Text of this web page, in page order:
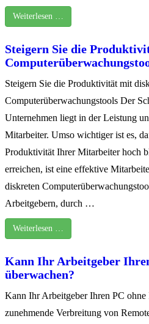
Weiterlesen …
Steigern Sie die
Steigern Sie die Produktivität mit
Computerüberwachungstools Der
Unternehmen liegt in der Leistung
Mitarbeiter. Umso wichtiger ist es,
Produktivität Ihrer Mitarbeiter hoch
erreichen, ist eine effektive
diskreten
Arbeitgebern, durch …
Weiterlesen …
Kann Ihr Arbeitgeber
überwachen?
Kann Ihr Arbeitgeber Ihren PC
zunehmende Verbreitung von